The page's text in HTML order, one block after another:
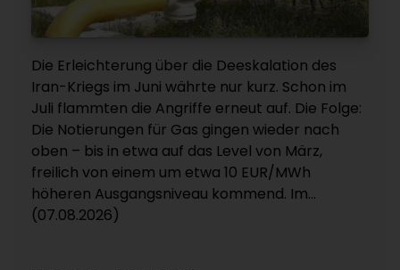
Die Erleichterung über die Deeskalation des
Iran-Kriegs im Juni währte nur kurz. Schon im
Juli flammten die Angriffe erneut auf. Die Folge:
Die Notierungen für Gas gingen wieder nach
oben – bis in etwa auf das Level von März,
freilich von einem um etwa 10 EUR/MWh
höheren Ausgangsniveau kommend. Im...
(07.08.2026)